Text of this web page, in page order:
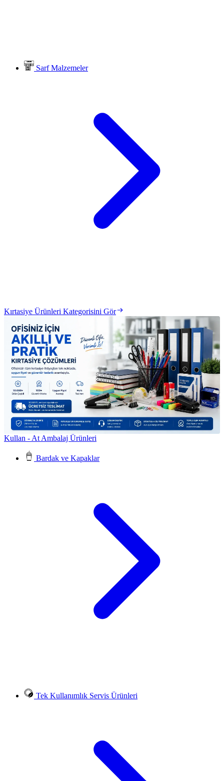
Sarf Malzemeler
Kırtasiye Ürünleri Kategorisini Gör
Kullan - At Ambalaj Ürünleri
Bardak ve Kapaklar
Tek Kullanımlık Servis Ürünleri